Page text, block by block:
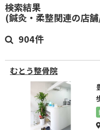
検索結果
(鍼灸・柔整関連の店舗
904件
むとう整骨院